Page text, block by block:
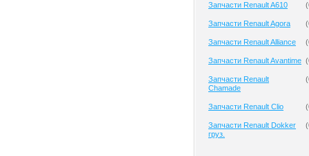
Запчасти Renault A610 (
Запчасти Renault Agora (
Запчасти Renault Alliance (
Запчасти Renault Avantime (
Запчасти Renault
Chamade
(
Запчасти Renault Clio (
Запчасти Renault Dokker
груз.
(